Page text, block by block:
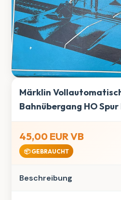
Märklin
Bahnübergang HO Spur
45,00 EUR VB
📦 GEBRAUCHT
Beschreibung